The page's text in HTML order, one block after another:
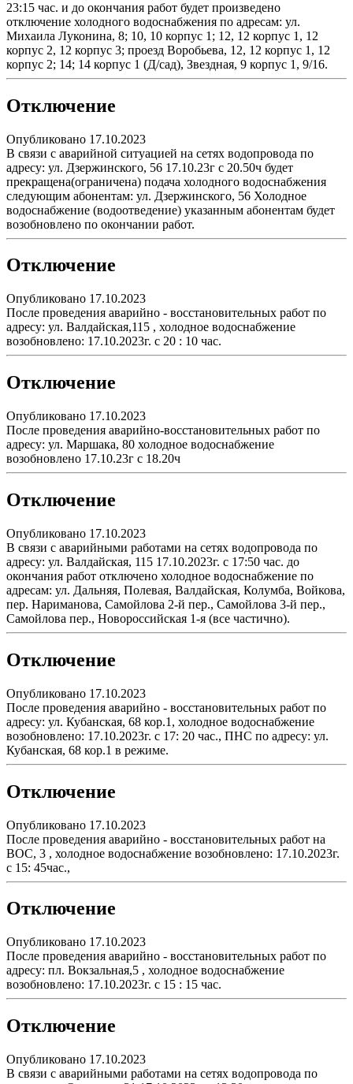
23:15 час. и до окончания работ будет произведено
отключение холодного водоснабжения по адресам: ул.
Михаила Луконина, 8; 10, 10 корпус 1; 12, 12 корпус 1, 12
корпус 2, 12 корпус 3; проезд Воробьева, 12, 12 корпус 1, 12
корпус 2; 14; 14 корпус 1 (Д/сад), Звездная, 9 корпус 1, 9/16.
Отключение
Опубликовано 17.10.2023
В связи с аварийной ситуацией на сетях водопровода по
адресу: ул. Дзержинского, 56 17.10.23г с 20.50ч будет
прекращена(ограничена) подача холодного водоснабжения
следующим абонентам: ул. Дзержинского, 56 Холодное
водоснабжение (водоотведение) указанным абонентам будет
возобновлено по окончании работ.
Отключение
Опубликовано 17.10.2023
После проведения аварийно - восстановительных работ по
адресу: ул. Валдайская,115 , холодное водоснабжение
возобновлено: 17.10.2023г. с 20 : 10 час.
Отключение
Опубликовано 17.10.2023
После проведения аварийно-восстановительных работ по
адресу: ул. Маршака, 80 холодное водоснабжение
возобновлено 17.10.23г с 18.20ч
Отключение
Опубликовано 17.10.2023
В связи с аварийными работами на сетях водопровода по
адресу: ул. Валдайская, 115 17.10.2023г. с 17:50 час. до
окончания работ отключено холодное водоснабжение по
адресам: ул. Дальняя, Полевая, Валдайская, Колумба, Войкова,
пер. Нариманова, Самойлова 2-й пер., Самойлова 3-й пер.,
Самойлова пер., Новороссийская 1-я (все частично).
Отключение
Опубликовано 17.10.2023
После проведения аварийно - восстановительных работ по
адресу: ул. Кубанская, 68 кор.1, холодное водоснабжение
возобновлено: 17.10.2023г. с 17: 20 час., ПНС по адресу: ул.
Кубанская, 68 кор.1 в режиме.
Отключение
Опубликовано 17.10.2023
После проведения аварийно - восстановительных работ на
ВОС, 3 , холодное водоснабжение возобновлено: 17.10.2023г.
с 15: 45час.,
Отключение
Опубликовано 17.10.2023
После проведения аварийно - восстановительных работ по
адресу: пл. Вокзальная,5 , холодное водоснабжение
возобновлено: 17.10.2023г. с 15 : 15 час.
Отключение
Опубликовано 17.10.2023
В связи с аварийными работами на сетях водопровода по